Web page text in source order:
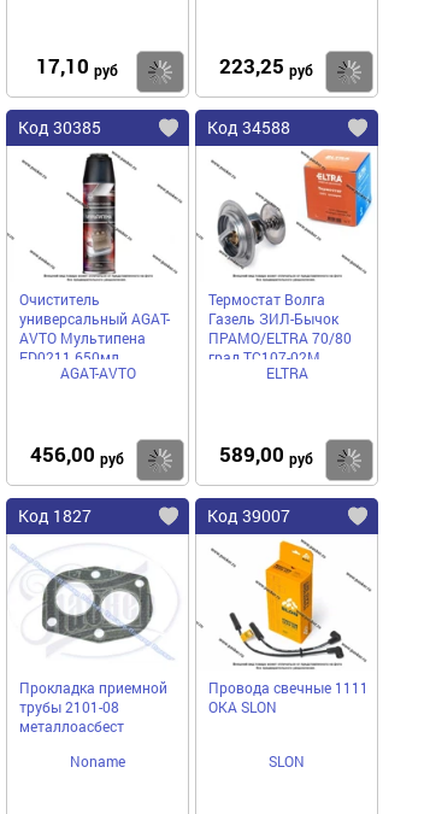
17,10 руб Купить
223,25 руб
Код 30385
Очиститель
универсальный AGAT-
AVTO Мультипена
FD0211 650мл
аэрозольAGAT-AVTO
456,00 руб Купить
Код 34588
Термостат Волга
Газель ЗИЛ-Бычок
ПРАМО/ELTRA 70/80
град ТС107-02М
ELTRA
589,00 руб
Код 1827
Прокладка приемной
трубы 2101-08
металлоасбест
Noname
Код 39007
Провода свечные 1111
ОКА SLON
SLON